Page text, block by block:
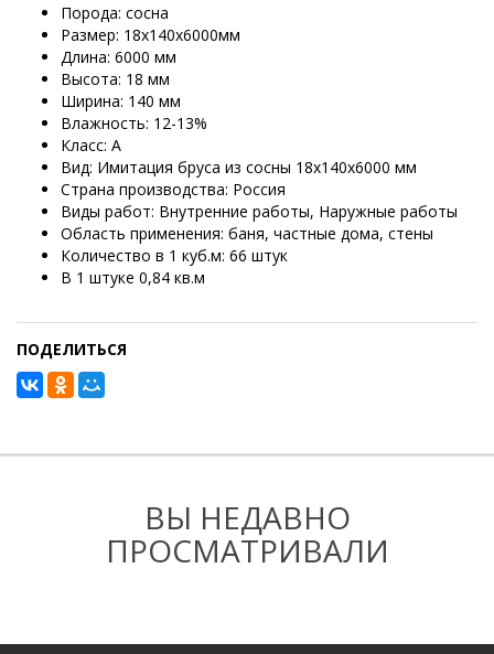
Порода: сосна
Размер: 18х140х6000мм
Длина: 6000 мм
Высота: 18 мм
Ширина: 140 мм
Влажность: 12-13%
Класс: А
Вид: Имитация бруса из сосны 18х140х6000 мм
Страна производства: Россия
Виды работ: Внутренние работы, Наружные работы
Область применения: баня, частные дома, стены
Количество в 1 куб.м: 66 штук
В 1 штуке 0,84 кв.м
ПОДЕЛИТЬСЯ
ВЫ НЕДАВНО
ПРОСМАТРИВАЛИ